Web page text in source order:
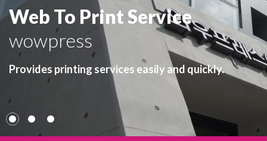
Web To Print Service
wowpress
Provides printing services easily and quickly.